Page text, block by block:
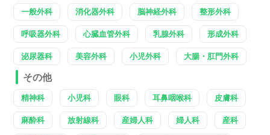
一般外科 消化器外科 脳神経外科 整形外科
呼吸器外科 心臓血管外科 乳腺外科 形成外科
泌尿器科 美容外科 小児外科 大腸・肛門外科
その他
精神科 小児科 眼科 耳鼻咽喉科 皮膚科
麻酔科 放射線科 産婦人科 婦人科 産科